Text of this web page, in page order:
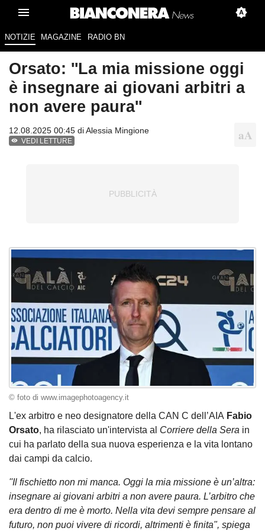
NOTIZIE MAGAZINE RADIO BN
Orsato: ''La mia missione oggi
è insegnare ai giovani arbitri a
non avere paura''
12.08.2025 00:45 diAlessia Mingione
VEDI LETTURE
© foto di www.imagephotoagency.it
L'ex arbitro e neo designatore della CAN C dell’AIA Fabio
Orsato, ha rilasciato un'intervista al Corriere della Sera in
cui ha parlato della sua nuova esperienza e la vita lontano
dai campi da calcio.
''Il fischietto non mi manca. Oggi la mia missione è un’altra:
insegnare ai giovani arbitri a non avere paura. L’arbitro che
era dentro di me è morto. Nella vita devi sempre pensare al
futuro, non puoi vivere di ricordi, altrimenti è finita", spiega